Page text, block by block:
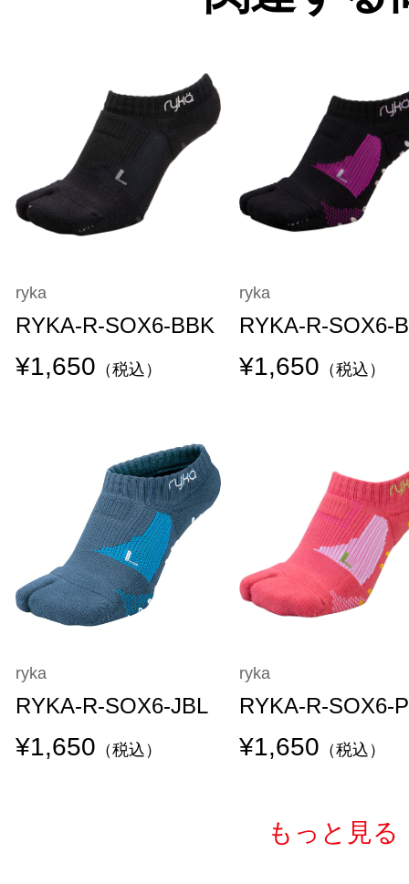
ryka
RYKA-R-SOX6-BBK
¥1,650 （税込）
ryka
RYKA-R-SOX6-
¥1,650 （税込）
ryka
RYKA-R-SOX6-JBL
¥1,650 （税込）
ryka
RYKA-R-SOX6-
¥1,650 （税込）
もっと見る